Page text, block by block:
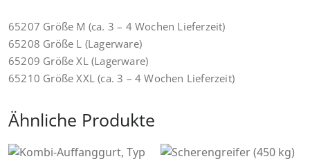
65207 Größe M (ca. 3 – 4 Wochen Lieferzeit)
65208 Größe L (Lagerware)
65209 Größe XL (Lagerware)
65210 Größe XXL (ca. 3 – 4 Wochen Lieferzeit)
Ähnliche Produkte